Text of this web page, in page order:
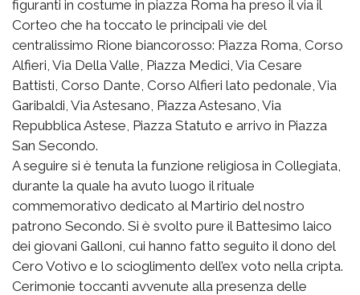
figuranti in costume in piazza Roma ha preso il via il
Corteo che ha toccato le principali vie del
centralissimo Rione biancorosso: Piazza Roma, Corso
Alfieri, Via Della Valle, Piazza Medici, Via Cesare
Battisti, Corso Dante, Corso Alfieri lato pedonale, Via
Garibaldi, Via Astesano, Piazza Astesano, Via
Repubblica Astese, Piazza Statuto e arrivo in Piazza
San Secondo.
A seguire si è tenuta la funzione religiosa in Collegiata,
durante la quale ha avuto luogo il rituale
commemorativo dedicato al Martirio del nostro
patrono Secondo. Si è svolto pure il Battesimo laico
dei giovani Galloni, cui hanno fatto seguito il dono del
Cero Votivo e lo scioglimento dell’ex voto nella cripta.
Cerimonie toccanti avvenute alla presenza delle